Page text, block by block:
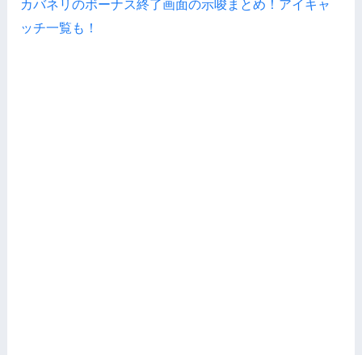
カバネリのボーナス終了画面の示唆まとめ！アイキャ
ッチ一覧も！